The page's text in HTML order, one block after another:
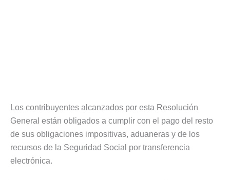
Los contribuyentes alcanzados por esta Resolución
General están obligados a cumplir con el pago del resto
de sus obligaciones impositivas, aduaneras y de los
recursos de la Seguridad Social por transferencia
electrónica.